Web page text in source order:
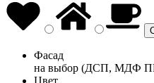
Фасад
на выбор (ДСП, МДФ
Цвет